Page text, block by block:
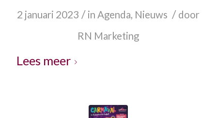
2 januari 2023 / inAgenda, Nieuws / door
RN Marketing
Lees meer